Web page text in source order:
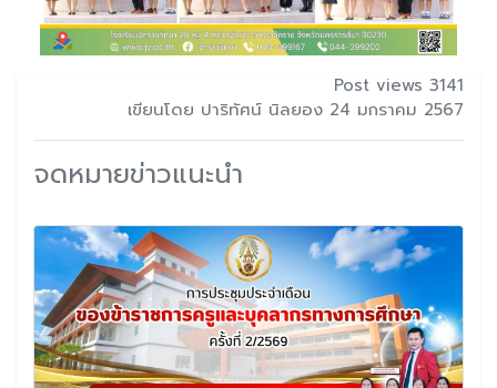
Post views 3141
เขียนโดย ปาริทัศน์ นิลยอง 24 มกราคม 2567
จดหมายข่าวแนะนำ